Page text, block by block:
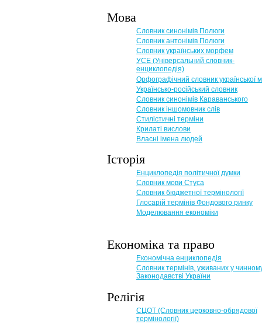
Мова
Словник синонімів Полюги
Словник антонімів Полюги
Словник українських морфем
УСЕ (Універсальний словник-
енциклопедія)
Орфографічний словник української
Українсько-російський словник
Словник синонімів Караванського
Словник іншомовник слів
Стилістичні терміни
Крилаті вислови
Власні імена людей
Історія
Енциклопедія політичної думки
Словник мови Стуса
Словник бюджетної термінології
Глосарій термінів Фондового ринку
Моделювання економіки
Економіка та право
Eкономічна енциклопедія
Словник термінів, уживаних у
Законодавстві України
Релігія
СЦОТ (Словник церковно-обрядової
термінології)